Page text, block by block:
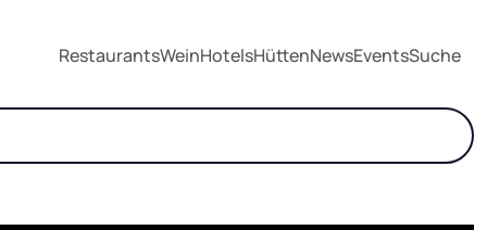
RestaurantsWeinHotelsHüttenNewsEventsSuche